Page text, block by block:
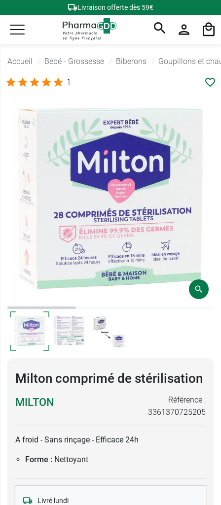
Livraison offerte dès 59€
Accueil Bébé - Grossesse Biberons Goupillons et
1
Milton comprimé de stérilisation
MILTON
Référence :
3361370725205
A froid - Sans rinçage - Efficace 24h
Forme : Nettoyant
Livré lundi